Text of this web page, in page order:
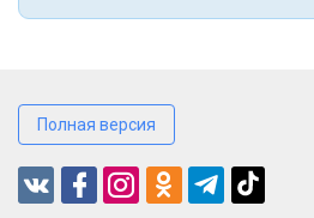
Полная версия